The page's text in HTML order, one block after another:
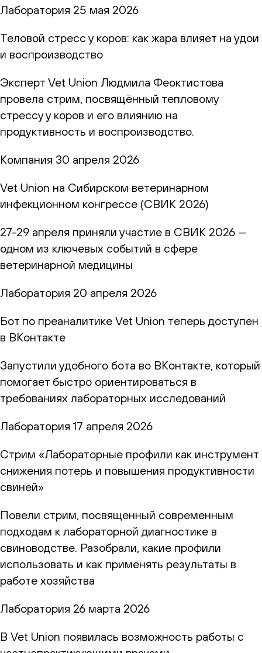
Лаборатория 25 мая 2026
Теловой стресс у коров: как жара влияет на удои
и воспроизводство
Эксперт Vet Union Людмила Феоктистова
провела стрим, посвящённый тепловому
стрессу у коров и его влиянию на
продуктивность и воспроизводство.
Компания 30 апреля 2026
Vet Union на Сибирском ветеринарном
инфекционном конгрессе (СВИК 2026)
27-29 апреля приняли участие в СВИК 2026 —
одном из ключевых событий в сфере
ветеринарной медицины
Лаборатория 20 апреля 2026
Бот по преаналитике Vet Union теперь доступен
в ВКонтакте
Запустили удобного бота во ВКонтакте, который
помогает быстро ориентироваться в
требованиях лабораторных исследований
Лаборатория 17 апреля 2026
Стрим «Лабораторные профили как инструмент
снижения потерь и повышения продуктивности
свиней»
Повели стрим, посвященный современным
подходам к лабораторной диагностике в
свиноводстве. Разобрали, какие профили
использовать и как применять результаты в
работе хозяйства
Лаборатория 26 марта 2026
В Vet Union появилась возможность работы с